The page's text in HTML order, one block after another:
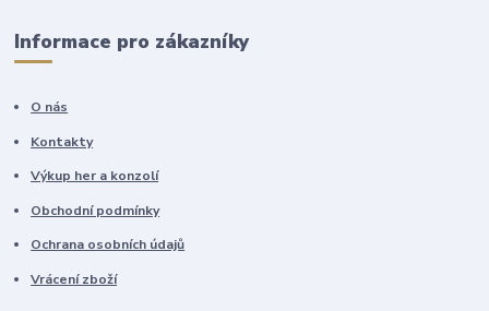
Informace pro zákazníky
O nás
Kontakty
Výkup her a konzolí
Obchodní podmínky
Ochrana osobních údajů
Vrácení zboží